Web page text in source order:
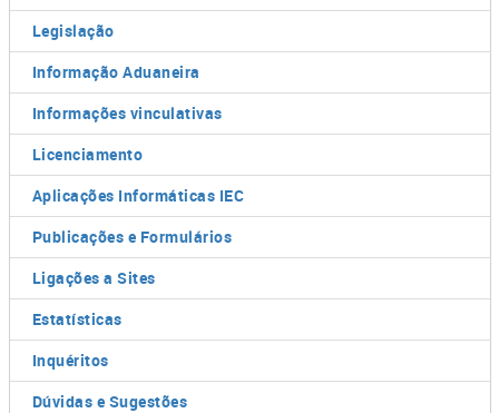
Legislação
Informação Aduaneira
Informações vinculativas
Licenciamento
Aplicações Informáticas IEC
Publicações e Formulários
Ligações a Sites
Estatísticas
Inquéritos
Dúvidas e Sugestões